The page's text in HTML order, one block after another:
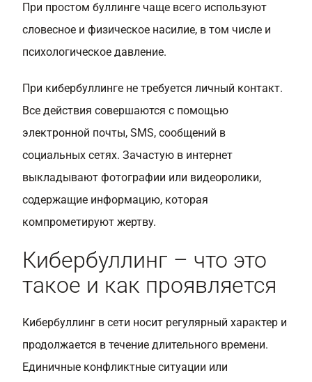
При простом буллинге чаще всего используют
словесное и физическое насилие, в том числе и
психологическое давление.
При кибербуллинге не требуется личный контакт.
Все действия совершаются с помощью
электронной почты, SMS, сообщений в
социальных сетях. Зачастую в интернет
выкладывают фотографии или видеоролики,
содержащие информацию, которая
компрометируют жертву.
Кибербуллинг – что это
такое и как проявляется
Кибербуллинг в сети носит регулярный характер и
продолжается в течение длительного времени.
Единичные конфликтные ситуации или